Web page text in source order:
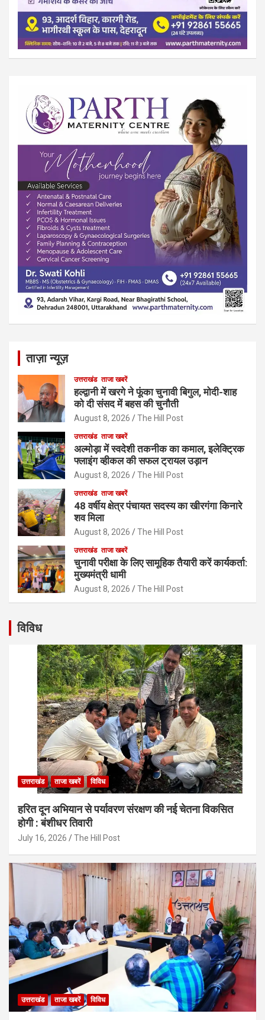
ताज़ा न्यूज़
उत्तराखंड ताजा खबरें
हल्द्वानी में खरगे ने फूंका चुनावी बिगुल, मोदी-शाह
को दी संसद में बहस की चुनौती
August 8, 2026 The Hill Post
उत्तराखंड ताजा खबरें
अल्मोड़ा में स्वदेशी तकनीक का कमाल, इलेक्ट्रिक
फ्लाइंग व्हीकल की सफल ट्रायल उड़ान
August 8, 2026 The Hill Post
उत्तराखंड ताजा खबरें
48 वर्षीय क्षेत्र पंचायत सदस्य का खीरगंगा किनारे
शव मिला
August 8, 2026 The Hill Post
उत्तराखंड ताजा खबरें
चुनावी परीक्षा के लिए सामूहिक तैयारी करें कार्यकर्ता:
मुख्यमंत्री धामी
August 8, 2026 The Hill Post
विविध
उत्तराखंड ताजा खबरें विविध
हरित दून अभियान से पर्यावरण संरक्षण की नई चेतना विकसित
होगी : बंशीधर तिवारी
July 16, 2026 The Hill Post
उत्तराखंड ताजा खबरें विविध